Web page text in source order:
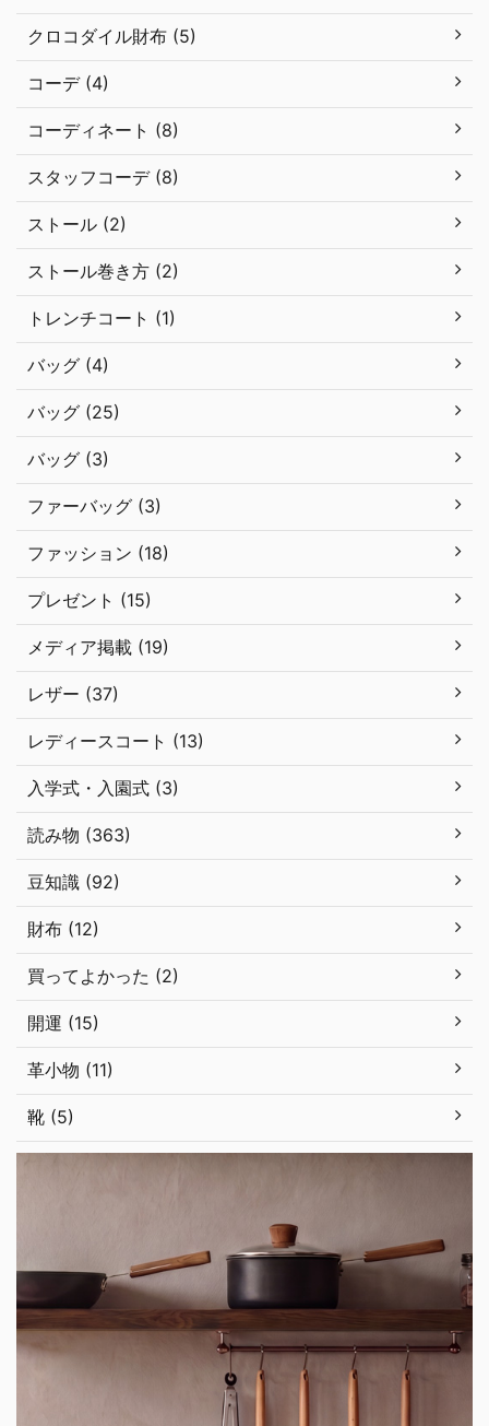
クロコダイル財布 (5)
コーデ (4)
コーディネート (8)
スタッフコーデ (8)
ストール (2)
ストール巻き方 (2)
トレンチコート (1)
バッグ (4)
バッグ (25)
バッグ (3)
ファーバッグ (3)
ファッション (18)
プレゼント (15)
メディア掲載 (19)
レザー (37)
レディースコート (13)
入学式・入園式 (3)
読み物 (363)
豆知識 (92)
財布 (12)
買ってよかった (2)
開運 (15)
革小物 (11)
靴 (5)